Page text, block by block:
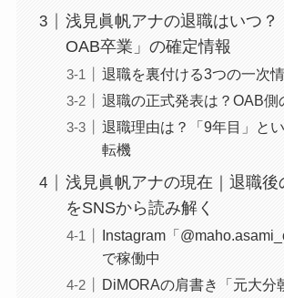
浅見眞帆アナの退職はいつ？
OAB卒業」の確定情報
退職を裏付ける3つの一次
退職の正式発表は？OAB側
退職理由は？「9年目」と
転機
浅見眞帆アナの現在｜退職後
をSNSから読み解く
Instagram「
で稼働中
DiMORAの肩書き「元大分